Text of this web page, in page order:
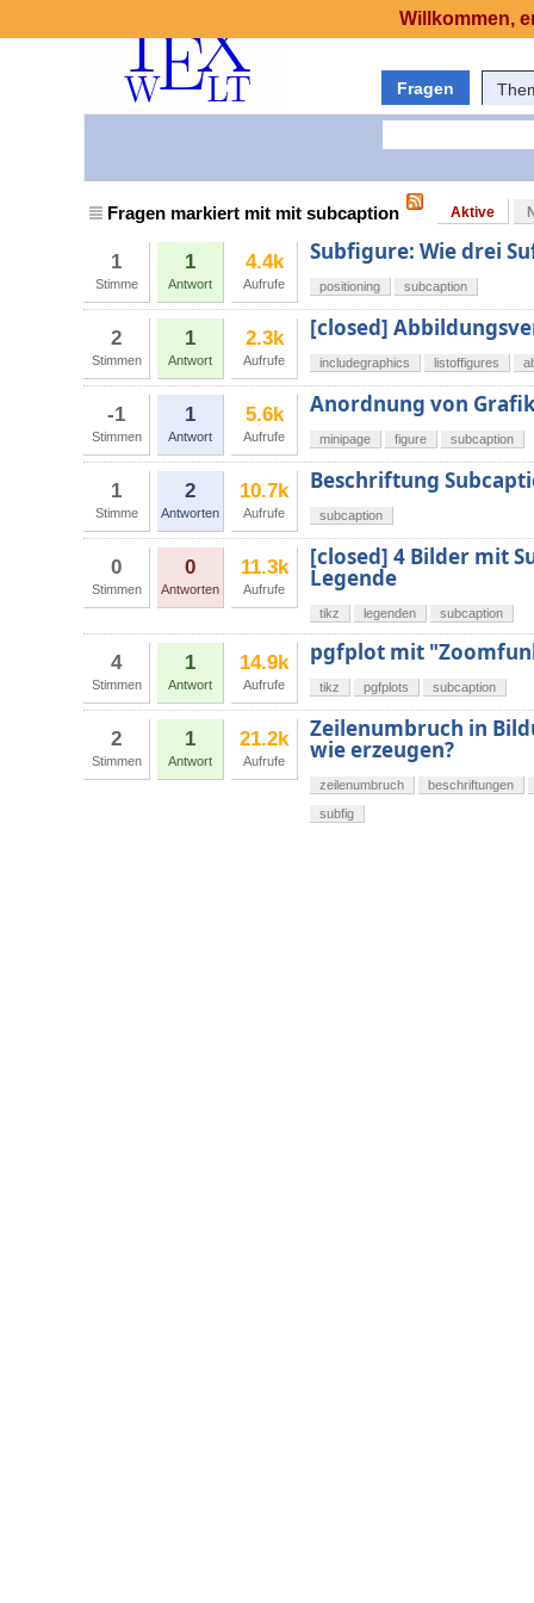
Fragen
Fragen markiert mit mit subcaption Aktive
1
Stimme
1
Antwort
4.4k
Aufrufe
Subfigure: Wie drei
positioning subcaption
2
Stimmen
1
Antwort
2.3k
Aufrufe
[closed]
includegraphics listoffigures
-1
Stimmen
1
Antwort
5.6k
Aufrufe
Anordnung von
minipage figure subcaption
1
Stimme
2
Antworten
10.7k
Aufrufe
Beschriftung
subcaption
0
Stimmen
0
Antworten
11.3k
Aufrufe
[closed] 4 Bilder mit
Legende
tikz legenden subcaption
4
Stimmen
1
Antwort
14.9k
Aufrufe
pgfplot mit
tikz pgfplots subcaption
2
Stimmen
1
Antwort
21.2k
Aufrufe
Zeilenumbruch in
wie erzeugen?
zeilenumbruch
beschriftungen
subfig
Willkommen,